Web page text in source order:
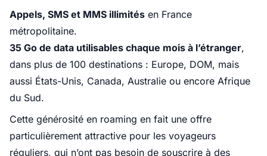
Appels, SMS et MMS illimités en France
métropolitaine.
35 Go de data utilisables chaque mois à l’étranger,
dans plus de 100 destinations : Europe, DOM, mais
aussi États-Unis, Canada, Australie ou encore Afrique
du Sud.
Cette générosité en roaming en fait une offre
particulièrement attractive pour les voyageurs
réguliers, qui n’ont pas besoin de souscrire à des